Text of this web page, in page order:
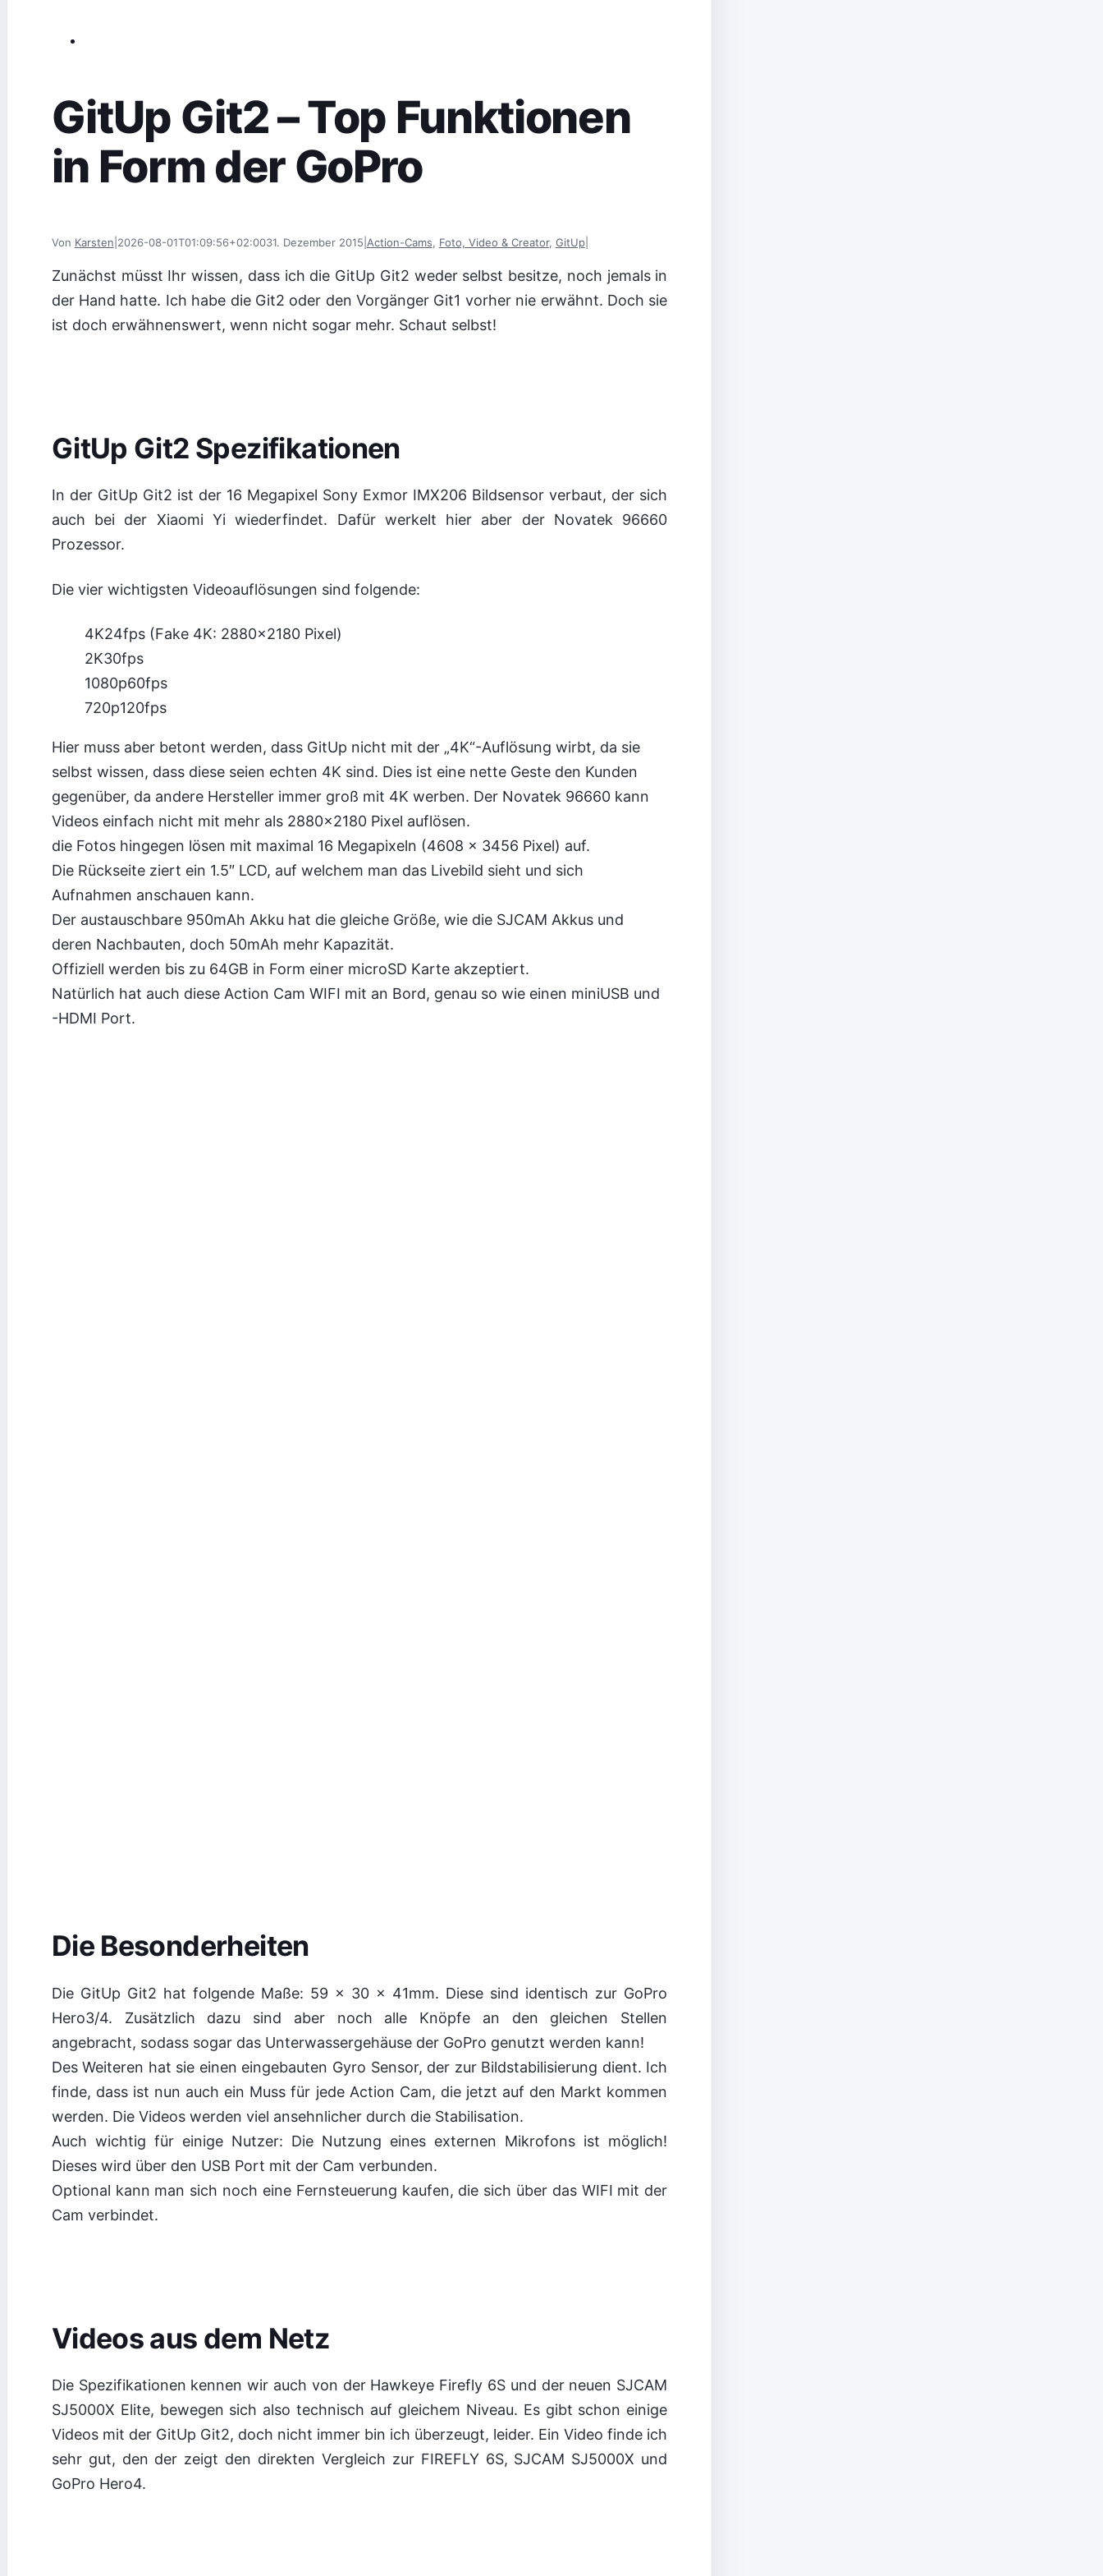
GitUp Git2 – Top Funktionen
in Form der GoPro
Von Karsten 2026-08-01T01:09:56+02:0031. Dezember 2015 Action-Cams, Foto, Video & Creator, GitUp|
Zunächst müsst Ihr wissen, dass ich die GitUp Git2 weder selbst besitze, noch jemals in
der Hand hatte. Ich habe die Git2 oder den Vorgänger Git1 vorher nie erwähnt. Doch sie
ist doch erwähnenswert, wenn nicht sogar mehr. Schaut selbst!
GitUp Git2 Spezifikationen
In der GitUp Git2 ist der 16 Megapixel Sony Exmor IMX206 Bildsensor verbaut, der sich
auch bei der Xiaomi Yi wiederfindet. Dafür werkelt hier aber der Novatek 96660
Prozessor.
Die vier wichtigsten Videoauflösungen sind folgende:
4K24fps (Fake 4K: 2880×2180 Pixel)
2K30fps
1080p60fps
720p120fps
Hier muss aber betont werden, dass GitUp nicht mit der „4K“-Auflösung wirbt, da sie
selbst wissen, dass diese seien echten 4K sind. Dies ist eine nette Geste den Kunden
gegenüber, da andere Hersteller immer groß mit 4K werben. Der Novatek 96660 kann
Videos einfach nicht mit mehr als 2880×2180 Pixel auflösen.
die Fotos hingegen lösen mit maximal 16 Megapixeln (4608 x 3456 Pixel) auf.
Die Rückseite ziert ein 1.5″ LCD, auf welchem man das Livebild sieht und sich
Aufnahmen anschauen kann.
Der austauschbare 950mAh Akku hat die gleiche Größe, wie die SJCAM Akkus und
deren Nachbauten, doch 50mAh mehr Kapazität.
Offiziell werden bis zu 64GB in Form einer microSD Karte akzeptiert.
Natürlich hat auch diese Action Cam WIFI mit an Bord, genau so wie einen miniUSB und
-HDMI Port.
Die Besonderheiten
Die GitUp Git2 hat folgende Maße: 59 x 30 x 41mm. Diese sind identisch zur GoPro
Hero3/4. Zusätzlich dazu sind aber noch alle Knöpfe an den gleichen Stellen
angebracht, sodass sogar das Unterwassergehäuse der GoPro genutzt werden kann!
Des Weiteren hat sie einen eingebauten Gyro Sensor, der zur Bildstabilisierung dient. Ich
finde, dass ist nun auch ein Muss für jede Action Cam, die jetzt auf den Markt kommen
werden. Die Videos werden viel ansehnlicher durch die Stabilisation.
Auch wichtig für einige Nutzer: Die Nutzung eines externen Mikrofons ist möglich!
Dieses wird über den USB Port mit der Cam verbunden.
Optional kann man sich noch eine Fernsteuerung kaufen, die sich über das WIFI mit der
Cam verbindet.
Videos aus dem Netz
Die Spezifikationen kennen wir auch von der Hawkeye Firefly 6S und der neuen SJCAM
SJ5000X Elite, bewegen sich also technisch auf gleichem Niveau. Es gibt schon einige
Videos mit der GitUp Git2, doch nicht immer bin ich überzeugt, leider. Ein Video finde ich
sehr gut, den der zeigt den direkten Vergleich zur FIREFLY 6S, SJCAM SJ5000X und
GoPro Hero4.